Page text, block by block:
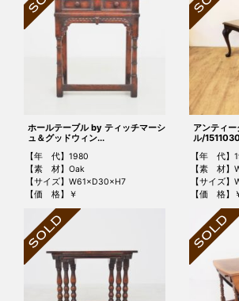
ホールテーブル by ティッチマーシ
ュ＆グッドウィン...
【年 代】1980
【素 材】Oak
【サイズ】W61×D30×H7
【価 格】￥
アンティ
ル/
【年 代】
【素 材】
【サイズ
【価 格】